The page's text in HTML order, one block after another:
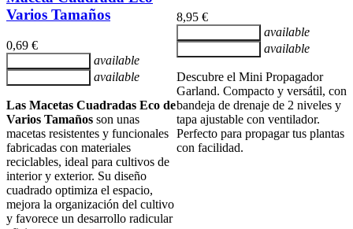
Varios Tamaños
0,69 €
available
available
Las Macetas Cuadradas Eco de
Varios Tamaños son unas
macetas resistentes y funcionales
fabricadas con materiales
reciclables, ideal para cultivos de
interior y exterior. Su diseño
cuadrado optimiza el espacio,
mejora la organización del cultivo
y favorece un desarrollo radicular
8,95 €
available
available
Descubre el Mini Propagador
Garland. Compacto y versátil, con
bandeja de drenaje de 2 niveles y
tapa ajustable con ventilador.
Perfecto para propagar tus plantas
con facilidad.